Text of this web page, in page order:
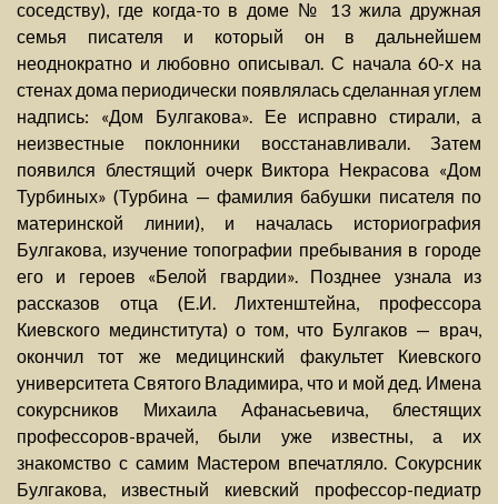
соседству), где когда-то в доме № 13 жила дружная
семья писателя и который он в дальнейшем
неоднократно и любовно описывал. С начала 60-х на
стенах дома периодически появлялась сделанная углем
надпись: «Дом Булгакова». Ее исправно стирали, а
неизвестные поклонники восстанавливали. Затем
появился блестящий очерк Виктора Некрасова «Дом
Турбиных» (Турбина — фамилия бабушки писателя по
материнской линии), и началась историография
Булгакова, изучение топографии пребывания в городе
его и героев «Белой гвардии». Позднее узнала из
рассказов отца (Е.И. Лихтенштейна, профессора
Киевского мединститута) о том, что Булгаков — врач,
окончил тот же медицинский факультет Киевского
университета Святого Владимира, что и мой дед. Имена
сокурсников Михаила Афанасьевича, блестящих
профессоров-врачей, были уже известны, а их
знакомство с самим Мастером впечатляло. Сокурсник
Булгакова, известный киевский профессор-педиатр